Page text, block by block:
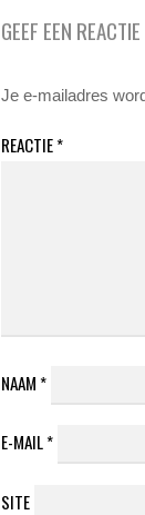
GEEF EEN REACTIE
Je e-mailadres
REACTIE*
NAAM *
E-MAIL*
SITE